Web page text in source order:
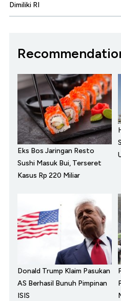
Dimiliki RI
Eks Bos Jaringan Resto
Sushi Masuk Bui, Terseret
Kasus Rp 220 Miliar
Donald Trump Klaim Pasukan
AS Berhasil Bunuh Pimpinan
ISIS